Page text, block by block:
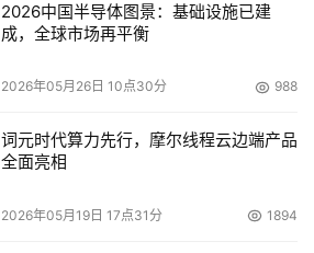
2026中国半导体图景：基础设施已建
成，全球市场再平衡
2026年05月26日 10点30分 988
词元时代算力先行，摩尔线程云边端产品
全面亮相
2026年05月19日 17点31分 1894